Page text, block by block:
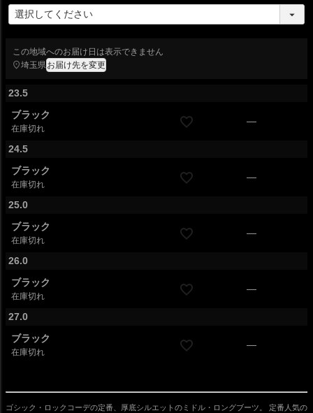
この地域へのお届け日は表示できません
埼玉県お届け先を変更
23.5
ブラック
在庫切れ
—
24.5
ブラック
在庫切れ
—
25.0
ブラック
在庫切れ
—
26.0
ブラック
在庫切れ
—
27.0
ブラック
在庫切れ
—
ゴシック・ロックコーデの定番、厚底シルエットのミドル・ロングブーツ。 定番人気の